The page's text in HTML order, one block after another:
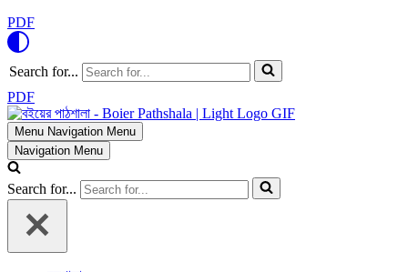
PDF
Search for...
PDF
Menu Navigation Menu
Navigation Menu
Search for...